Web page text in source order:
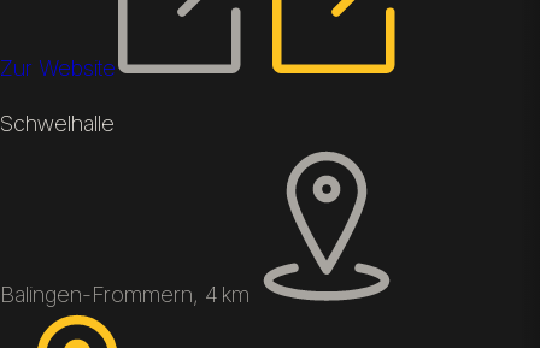
Zur Website
Schwelhalle
Balingen-Frommern, 4 km